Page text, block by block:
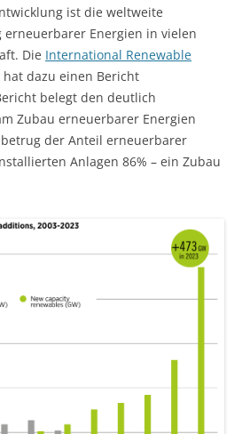
ist die weltweite
Energien in vielen
Die International Renewable
hat dazu einen Bericht
belegt den deutlich
Zubau erneuerbarer Energien
der Anteil erneuerbarer
Anlagen 86% – ein Zubau